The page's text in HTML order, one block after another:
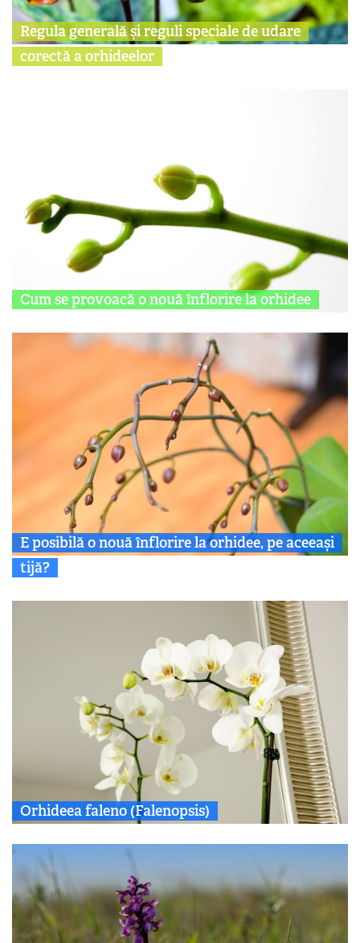
Regula generală și reguli speciale de udare
corectă a orhideelor
Cum se provoacă o nouă înflorire la orhidee
E posibilă o nouă înflorire la orhidee, pe aceeași
tijă?
Orhideea faleno (Falenopsis)